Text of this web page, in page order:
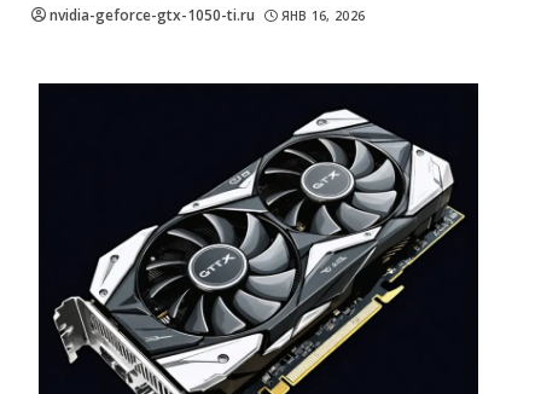
nvidia-geforce-gtx-1050-ti.ru ЯНВ 16, 2026